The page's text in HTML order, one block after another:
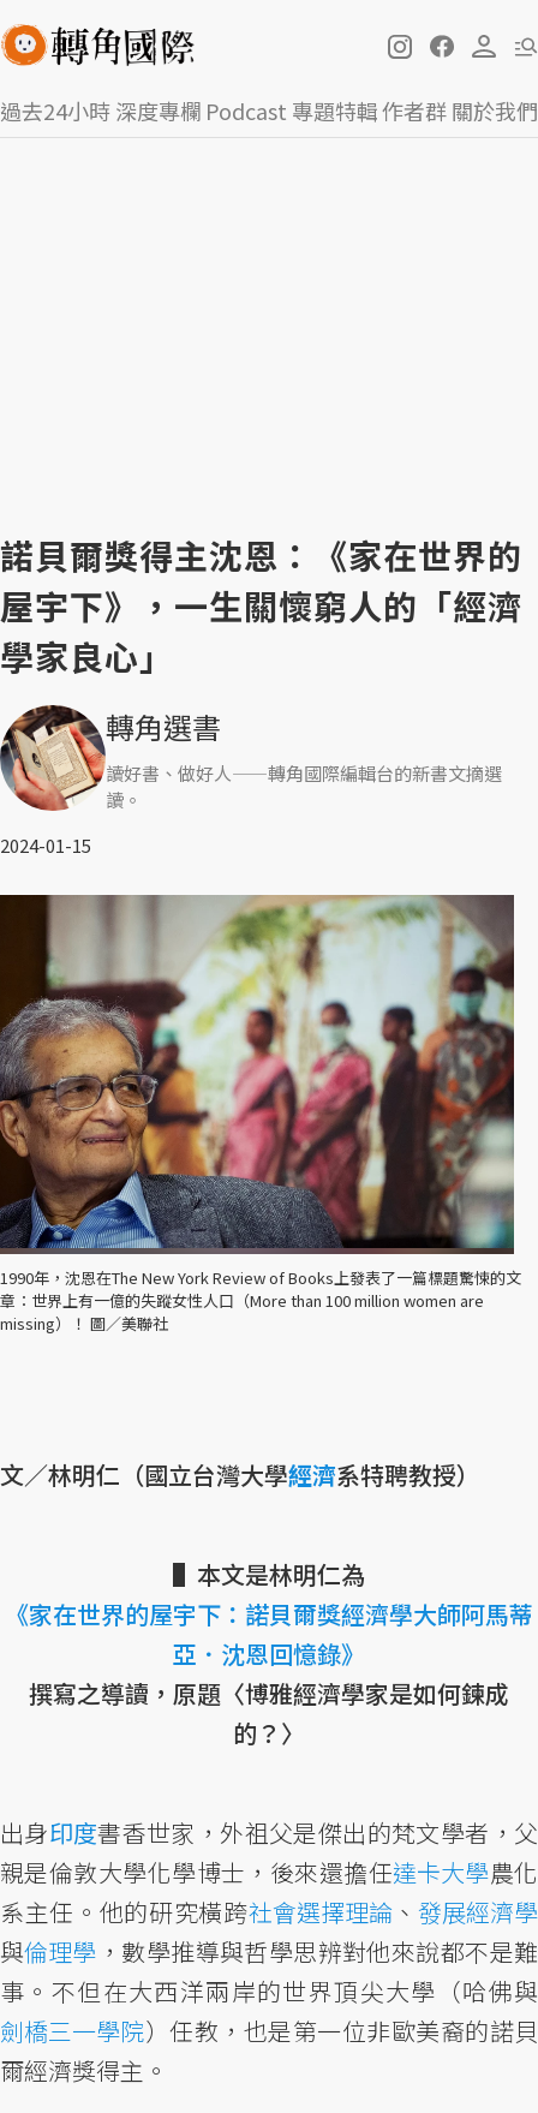
過去24小時深度專欄 Podcast 專題特輯作者群關於我們
諾貝爾獎得主沈恩：《家在世界的
屋宇下》，一生關懷窮人的「經濟
學家良心」
轉角選書
讀好書、做好人——轉角國際編輯台的新書文摘選
讀。
2024-01-15
1990年，沈恩在The New York Review of Books上發表了一篇標題驚悚的文
章：世界上有一億的失蹤女性人口（More than 100 million women are
missing）！ 圖／美聯社
文／林明仁（國立台灣大學經濟系特聘教授）
▌本文是林明仁為
《家在世界的屋宇下：諾貝爾獎經濟學大師阿馬蒂
亞．沈恩回憶錄》
撰寫之導讀，原題〈博雅經濟學家是如何鍊成
的？〉
出身印度書香世家，外祖父是傑出的梵文學者，父
親是倫敦大學化學博士，後來還擔任達卡大學農化
系主任。他的研究橫跨社會選擇理論、發展經濟學
與倫理學 ，數學推導與哲學思辨對他來說都不是難
事。不但在大西洋兩岸的世界頂尖大學（哈佛與
劍橋三一學院）任教，也是第一位非歐美裔的諾貝
爾經濟獎得主。